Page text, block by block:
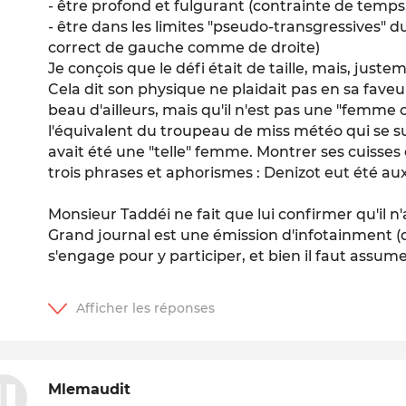
- être profond et fulgurant (contrainte de
- être dans les limites "pseudo-transgressives"
correct de gauche comme de droite)
Je conçois que le défi était de taille, mais,
Cela dit son physique ne plaidait pas en sa
beau d'ailleurs, mais qu'il n'est pas une "femme
l'équivalent du troupeau de miss météo qui se
avait été une "telle" femme. Montrer ses
trois phrases et aphorismes : Denizot eut été
Monsieur Taddéi ne fait que lui confirmer qu'il
Grand journal est une émission d'infotainment
s'engage pour y participer, et bien il faut
Mlemaudit